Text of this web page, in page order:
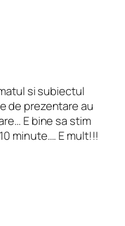
si subiectul
de prezentare au
E bine sa stim
minute…. E mult!!!